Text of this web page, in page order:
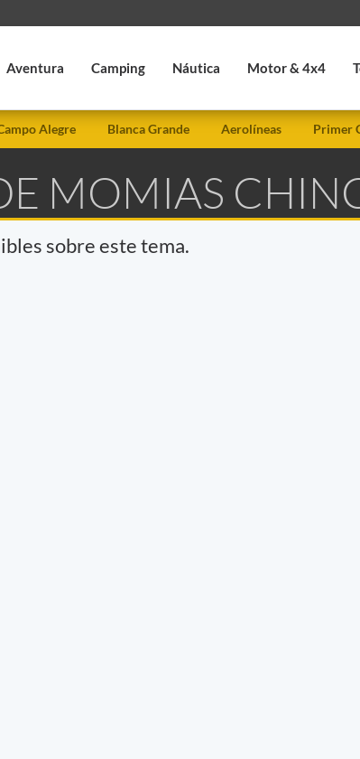
Aventura Camping Náutica Motor & 4x4
Alegre Blanca Grande Aerolíneas Primer
MOMIAS
sobre este tema.